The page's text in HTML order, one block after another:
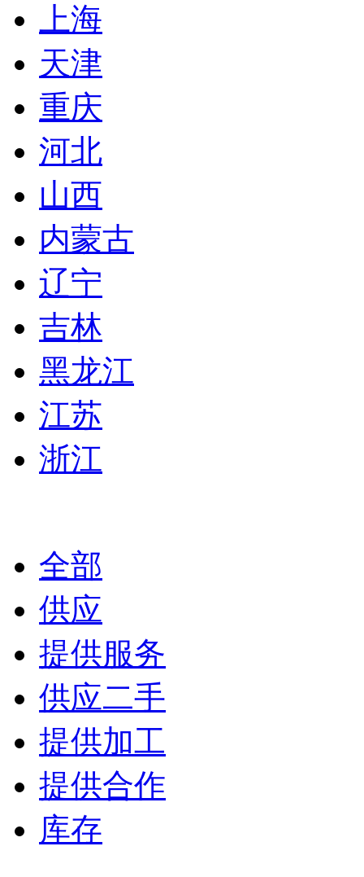
上海
天津
重庆
河北
山西
内蒙古
辽宁
吉林
黑龙江
江苏
浙江
全部
供应
提供服务
供应二手
提供加工
提供合作
库存